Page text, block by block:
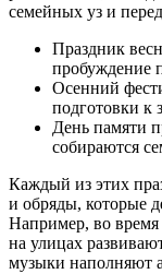
семейных уз и
Праздник
пробуждение
Осенний
подготовки к
День памяти
собираются
Каждый из этих
и обряды, которые
Например, во время
на улицах
музыки наполняют